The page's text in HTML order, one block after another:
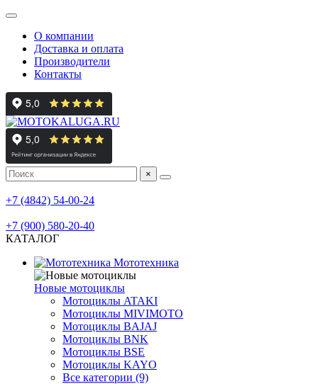
О компании
Доставка и оплата
Производители
Контакты
×
+7 (4842) 54-00-24
+7 (900) 580-20-40
КАТАЛОГ
Мототехника
Новые мотоциклы
Мотоциклы ATAKI
Мотоциклы MIVIMOTO
Мотоциклы BAJAJ
Мотоциклы BNK
Мотоциклы BSE
Мотоциклы KAYO
Все категории (9)